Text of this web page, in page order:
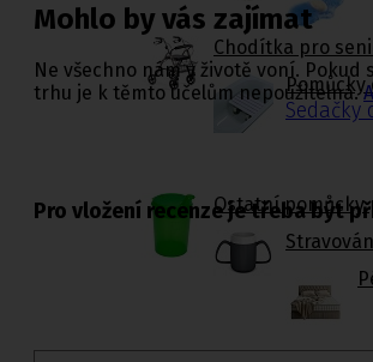
Chodítka pro
Pomůcky
Sedačky
Ostatní pomůcky
Mohlo by vás zajímat
Ne všechno nám v životě voní.
trhu je k těmto účelům nepoužitelná.
Pro vložení recenze je třeba být